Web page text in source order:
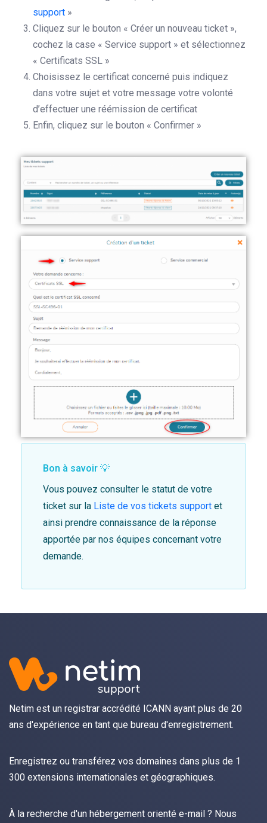
support »
Cliquez sur le bouton « Créer un nouveau ticket »,
cochez la case « Service support » et sélectionnez
« Certificats SSL »
Choisissez le certificat concerné puis indiquez
dans votre sujet et votre message votre volonté
d’effectuer une réémission de certificat
Enfin, cliquez sur le bouton « Confirmer »
Bon à savoir 💡
Vous pouvez consulter le statut de votre
ticket sur la Liste de vos tickets support et
ainsi prendre connaissance de la réponse
apportée par nos équipes concernant votre
demande.
Netim est un registrar accrédité ICANN ayant plus de 20
ans d'expérience en tant que bureau d'enregistrement.
Enregistrez ou transférez vos domaines dans plus de 1
300 extensions internationales et géographiques.
À la recherche d'un hébergement orienté e-mail ? Nous